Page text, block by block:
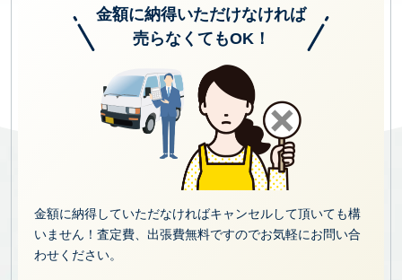
金額に納得いただけなければ
売らなくてもOK！
金額に納得していただなければキャンセルして頂いても構
いません！査定費、出張費無料ですのでお気軽にお問い合
わせください。